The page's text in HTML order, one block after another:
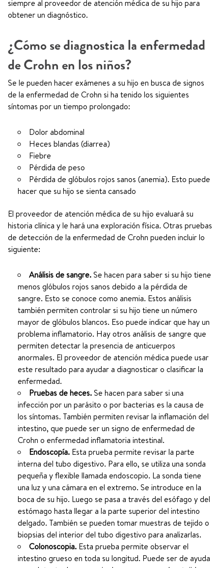
siempre al proveedor de atención médica de su hijo para
obtener un diagnóstico.
¿Cómo se diagnostica la enfermedad
de Crohn en los niños?
Se le pueden hacer exámenes a su hijo en busca de signos
de la enfermedad de Crohn si ha tenido los siguientes
síntomas por un tiempo prolongado:
Dolor abdominal
Heces blandas (diarrea)
Fiebre
Pérdida de peso
Pérdida de glóbulos rojos sanos (anemia). Esto puede
hacer que su hijo se sienta cansado
El proveedor de atención médica de su hijo evaluará su
historia clínica y le hará una exploración física. Otras pruebas
de detección de la enfermedad de Crohn pueden incluir lo
siguiente:
Análisis de sangre. Se hacen para saber si su hijo tiene
menos glóbulos rojos sanos debido a la pérdida de
sangre. Esto se conoce como anemia. Estos análisis
también permiten controlar si su hijo tiene un número
mayor de glóbulos blancos. Eso puede indicar que hay un
problema inflamatorio. Hay otros análisis de sangre que
permiten detectar la presencia de anticuerpos
anormales. El proveedor de atención médica puede usar
este resultado para ayudar a diagnosticar o clasificar la
enfermedad.
Pruebas de heces. Se hacen para saber si una
infección por un parásito o por bacterias es la causa de
los síntomas. También permiten revisar la inflamación del
intestino, que puede ser un signo de enfermedad de
Crohn o enfermedad inflamatoria intestinal.
Endoscopía. Esta prueba permite revisar la parte
interna del tubo digestivo. Para ello, se utiliza una sonda
pequeña y flexible llamada endoscopio. La sonda tiene
una luz y una cámara en el extremo. Se introduce en la
boca de su hijo. Luego se pasa a través del esófago y del
estómago hasta llegar a la parte superior del intestino
delgado. También se pueden tomar muestras de tejido o
biopsias del interior del tubo digestivo para analizarlas.
Colonoscopia. Esta prueba permite observar el
intestino grueso en toda su longitud. Puede ser de ayuda